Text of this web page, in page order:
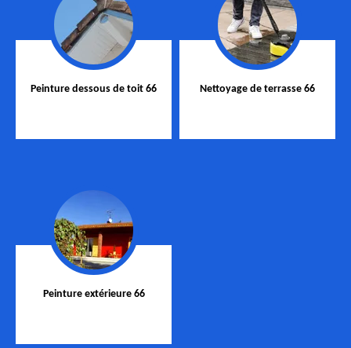
Peinture dessous de toit 66 Nettoyage de terrasse 66
Peinture extérieure 66